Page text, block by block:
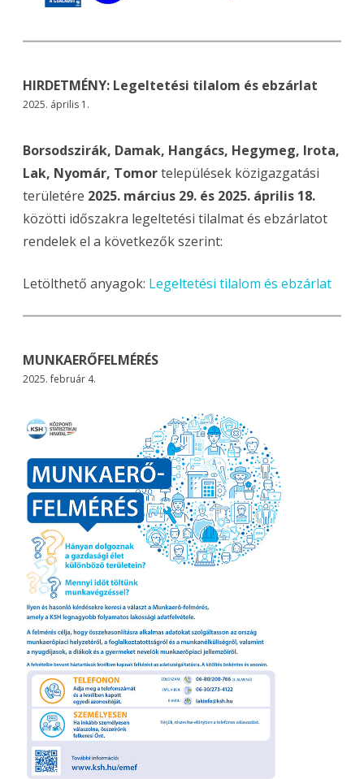
HIRDETMÉNY: Legeltetési tilalom és ebzárlat
2025. április 1.
Borsodszirák, Damak, Hangács, Hegymeg, Irota,
Lak, Nyomár, Tomortelepülések közigazgatási
területére 2025. március 29. és 2025. április 18.
közötti időszakra legeltetési tilalmat és ebzárlatot
rendelek el a következők szerint:
Letölthető anyagok: Legeltetési tilalom és ebzárlat
MUNKAERŐFELMÉRÉS
2025. február 4.